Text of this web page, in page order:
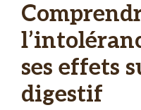
ses effets
digestif